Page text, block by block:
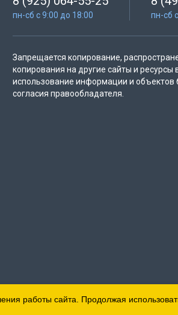
пн-сб с 9:00 до 18:00 пн-сб
Запрещается копирование,
копирования на другие сайты и ресурсы
использование информации и объектов
согласия правообладателя.
работы сайта. Продолжая